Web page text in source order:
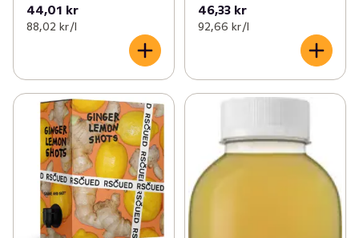
44,01 kr
88,02 kr /l
46,33 kr
92,66 kr /l